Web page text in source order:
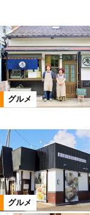
会津若松市
会津エリア
三春町
本宮市
須賀川市
グルメ
グルメ